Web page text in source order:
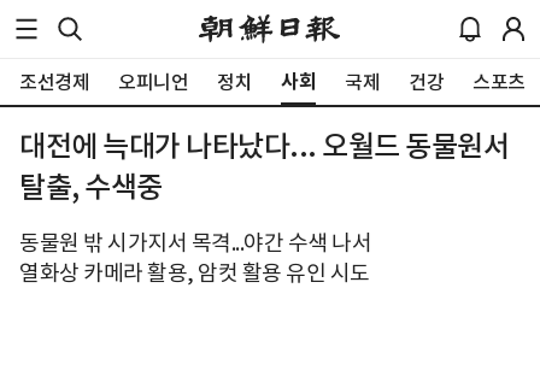
조선경제 오피니언 정치 사회 국제 건강 스포츠
대전에 늑대가 나타났다... 오월드 동물원서
탈출, 수색중
동물원 밖 시가지서 목격...야간 수색 나서
열화상 카메라 활용, 암컷 활용 유인 시도